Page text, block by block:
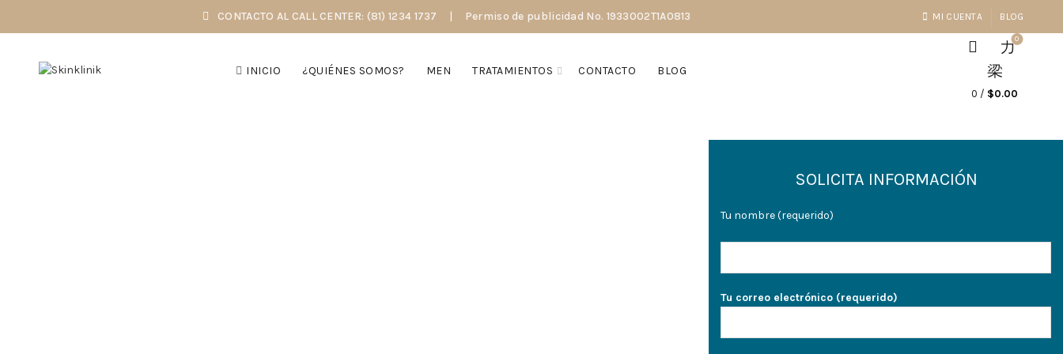
CONTACTO AL CALL CENTER: (81) 1234 1737 | Permiso de publicidad No. 1933002T1A0813 MI CUENTA BLOG
INICIO ¿QUIÉNES SOMOS? MEN TRATAMIENTOS CONTACTO BLOG
0
0 / $0.00
SOLICITA INFORMACIÓN
Tu nombre (requerido)
Tu correo electrónico (requerido)